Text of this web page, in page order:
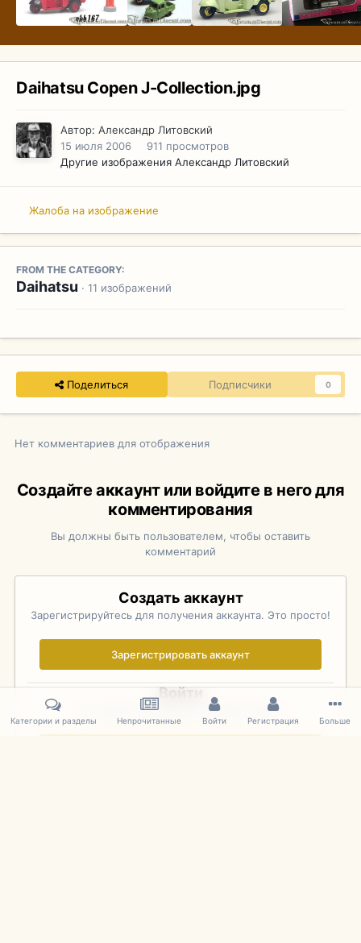
Daihatsu Copen J-Collection.jpg
Автор: Александр Литовский
15 июля 2006
911 просмотров
Другие изображения Александр Литовский
Жалоба на изображение
FROM THE CATEGORY:
Daihatsu · 11 изображений
Поделиться Подписчики 0
Нет комментариев для отображения
Создайте аккаунт или войдите в него для
комментирования
Вы должны быть пользователем, чтобы оставить
комментарий
Создать аккаунт
Зарегистрируйтесь для получения аккаунта. Это просто!
Зарегистрировать аккаунт
Войти
Уже зарегистрированы? Войдите здесь.
Категории и разделы Непрочитанные Войти Регистрация Больше